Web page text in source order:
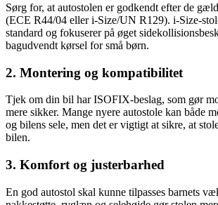
Sørg for, at autostolen er godkendt efter de
(ECE R44/04 eller i-Size/UN R129). i-Size-
standard og fokuserer på øget
bagudvendt kørsel for små børn.
2. Montering og kompatibilitet
Tjek om din bil har ISOFIX-beslag, som gør
mere sikker. Mange nyere autostole kan både
og bilens sele, men det er vigtigt at sikre, at
bilen.
3. Komfort og justerbarhed
En god autostol skal kunne tilpasses barnets